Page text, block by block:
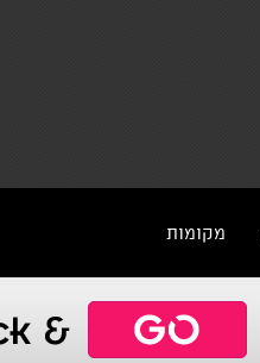
מקומות